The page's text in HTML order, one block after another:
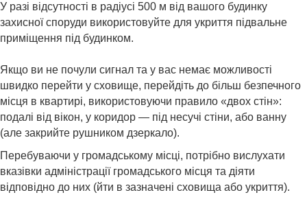
У разі відсутності в радіусі 500 м від вашого будинку
захисної споруди використовуйте для укриття підвальне
приміщення під будинком.
Якщо ви не почули сигнал та у вас немає можливості
швидко перейти у сховище, перейдіть до більш безпечного
місця в квартирі, використовуючи правило «двох стін»:
подалі від вікон, у коридор — під несучі стіни, або ванну
(але закрийте рушником дзеркало).
Перебуваючи у громадському місці, потрібно вислухати
вказівки адміністрації громадського місця та діяти
відповідно до них (йти в зазначені сховища або укриття).